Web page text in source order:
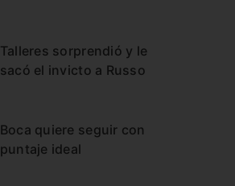
Talleres sorprendió y le
sacó el invicto a Russo
Boca quiere seguir con
puntaje ideal